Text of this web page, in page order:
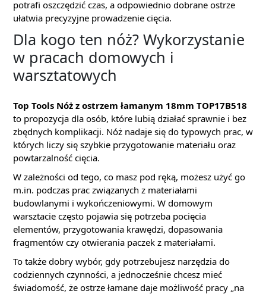
potrafi oszczędzić czas, a odpowiednio dobrane ostrze
ułatwia precyzyjne prowadzenie cięcia.
Dla kogo ten nóż? Wykorzystanie
w pracach domowych i
warsztatowych
Top Tools Nóż z ostrzem łamanym 18mm TOP17B518
to propozycja dla osób, które lubią działać sprawnie i bez
zbędnych komplikacji. Nóż nadaje się do typowych prac, w
których liczy się szybkie przygotowanie materiału oraz
powtarzalność cięcia.
W zależności od tego, co masz pod ręką, możesz użyć go
m.in. podczas prac związanych z materiałami
budowlanymi i wykończeniowymi. W domowym
warsztacie często pojawia się potrzeba pocięcia
elementów, przygotowania krawędzi, dopasowania
fragmentów czy otwierania paczek z materiałami.
To także dobry wybór, gdy potrzebujesz narzędzia do
codziennych czynności, a jednocześnie chcesz mieć
świadomość, że ostrze łamane daje możliwość pracy „na